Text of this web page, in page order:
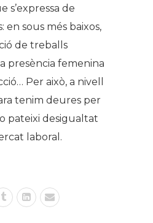
s’expressa de
en sous més baixos,
de treballs
presència femenina
Per això, a nivell
tenim deures per
pateixi desigualtat
laboral.